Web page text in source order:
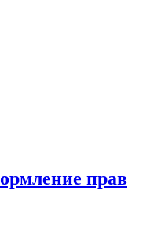
прав